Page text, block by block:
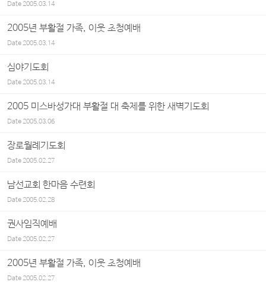
Date2005.03.14
2005년 부활절 가족, 이웃 초청예배
Date2005.03.14
심야기도회
Date2005.03.14
2005 미스바성가대 부활절 대 축제를 위한 새벽기도회
Date2005.03.06
장로월례기도회
Date2005.02.27
남선교회 한마음 수련회
Date2005.02.28
권사임직예배
Date2005.02.27
2005년 부활절 가족, 이웃 초청예배
Date2005.02.27